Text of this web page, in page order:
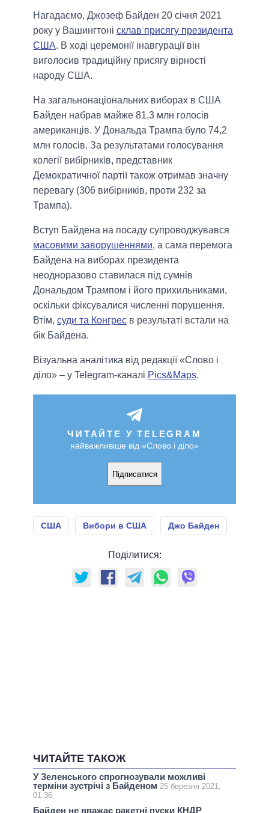
Нагадаємо, Джозеф Байден 20 січня 2021
року у Вашингтоні склав присягу президента
США. В ході церемонії інавгурації він
виголосив традиційну присягу вірності
народу США.
На загальнонаціональних виборах в США
Байден набрав майже 81,3 млн голосів
американців. У Дональда Трампа було 74,2
млн голосів. За результатами голосування
колегії вибірників, представник
Демократичної партії також отримав значну
перевагу (306 вибірників, проти 232 за
Трампа).
Вступ Байдена на посаду супроводжувався
масовими заворушеннями, а сама перемога
Байдена на виборах президента
неодноразово ставилася під сумнів
Дональдом Трампом і його прихильниками,
оскільки фіксувалися численні порушення.
Втім, суди та Конгрес в результаті встали на
бік Байдена.
Візуальна аналітика від редакції «Слово і
діло» – у Telegram-каналі Pics&Maps.
ЧИТАЙТЕ У TELEGRAM
найважливіше від «Слово і діло»
Підписатися
США Вибори в США Джо Байден
Поділитися:
ЧИТАЙТЕ ТАКОЖ
У Зеленського спрогнозували можливі
терміни зустрічі з Байденом 25 березня 2021,
01:36
Байден не вважає ракетні пуски КНДР